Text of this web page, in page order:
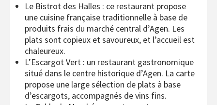
Le Bistrot des Halles : ce restaurant propose
une cuisine française traditionnelle à base de
produits frais du marché central d’Agen. Les
plats sont copieux et savoureux, et l’accueil est
chaleureux.
L’Escargot Vert : un restaurant gastronomique
situé dans le centre historique d’Agen. La carte
propose une large sélection de plats à base
d’escargots, accompagnés de vins fins.